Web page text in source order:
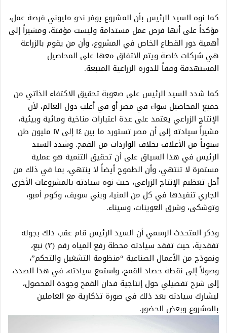
كما نوه السيد الرئيس بأن المشروع يوفر نحو مليوني فرصة عمل،
مؤكداً على أنها فرص عمل مستدامة وليست مؤقتة، ومشيراً إلى
أهمية دور القطاع الخاص في المشروع، وأن من يقوم بالزراعة
هي شركات خاصة ويتم الاتفاق معها على المحاصيل
المستهدفة وفقاً للدورة الزراعية المتبعة.
كما شدد السيد الرئيس على صعوبة تحقيق الاكتفاء الذاتي من
جميع المحاصيل سواء في مصر أو في أغلب دول العالم، لأن
الإنتاج الزراعي يعتمد على عدة اعتبارات مناخية ومائية وبيئية،
مشيراً سيادته إلى أن مصر تستورد ما بين ١٤ إلى ١٧ مليون طن
سنوياً من الأعلاف بخلاف الواردات من القمح. وشدد السيد
الرئيس في هذا السياق على أن تحقيق التنمية هو عملية
مستمرة لا تنتهي، وأن الطموح أيضاً لا ينتهي، بما في ذلك من
أجل تعظيم الإنتاج الزراعي، حيث نوه سيادته بالمشروعات الأخرى
الجاري تنفيذها في كل من المنيا، وبني سويف، وكوم أمبو،
وتوشكى، وشرق العوينات، وسيناء.
وذكر المتحدث الرسمي أن السيد الرئيس قام عقب ذلك بجولة
تفقدية، حيث تفقد سيادته محطة رفع المياه رقم (٣) نبع،
ونموذج من الأعمال الصناعية “منظومة التشغيل والتحكم”،
وصولاً إلى نقطة حصاد القمح، واستمع سيادته، في هذا الصدد،
إلى شرح تفصيلي حول إنتاجية فدان القمح وجودة المحصول،
ليشارك سيادته بعد ذلك في صورة تذكارية مع العاملين
بالمشروع وبعض الحضور.